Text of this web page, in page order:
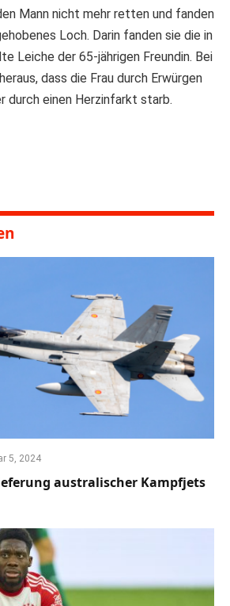
Mann nicht mehr retten und fanden
Loch. Darin fanden sie die in
Leiche der 65-jährigen Freundin. Bei
dass die Frau durch Erwürgen
durch einen Herzinfarkt starb.
5, 2024
australischer Kampfjets